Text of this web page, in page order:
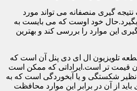
گیری منصفانه می تواند مورد
خود اوست که می بایست به
این موارد را بررسی کند و بهترین
تلویزیون ال ای دی پنل آن است که
قیمت تر است.ایراداتی که ممکن است
نظیر شکستگی و یا آبخوردگی است که به
از آن در برابر این موارد محافظت